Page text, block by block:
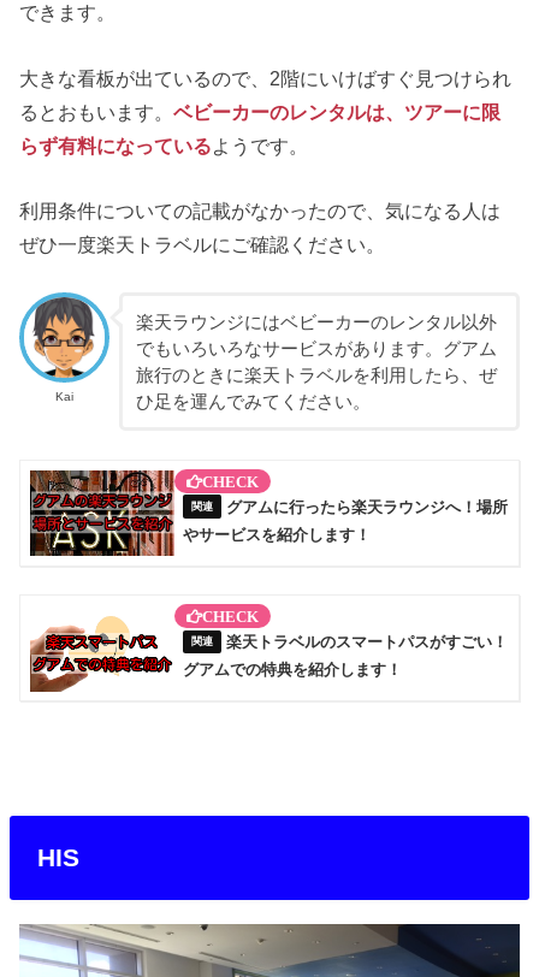
できます。
大きな看板が出ているので、2階にいけばすぐ見つけられ
るとおもいます。ベビーカーのレンタルは、ツアーに限
らず有料になっているようです。
利用条件についての記載がなかったので、気になる人は
ぜひ一度楽天トラベルにご確認ください。
Kai
楽天ラウンジにはベビーカーのレンタル以外
でもいろいろなサービスがあります。グアム
旅行のときに楽天トラベルを利用したら、ぜ
ひ足を運んでみてください。
グアムに行ったら楽天ラウンジへ！場所
やサービスを紹介します！
楽天トラベルのスマートパスがすごい！
グアムでの特典を紹介します！
HIS